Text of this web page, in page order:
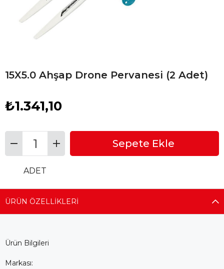
15X5.0 Ahşap Drone Pervanesi (2 Adet)
₺1.341,10
ADET
ÜRÜN ÖZELLIKLERI
Ürün Bilgileri
Markası: